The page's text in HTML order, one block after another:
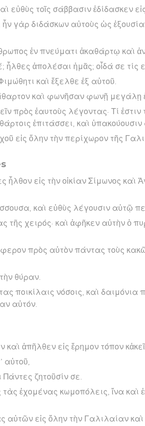
εὐθὺς τοῖς σάββασιν ἐδίδασκεν
γὰρ διδάσκων αὐτοὺς ὡς
ἐν πνεύματι ἀκαθάρτῳ καὶ
ἦλθες ἀπολέσαι ἡμᾶς; οἶδά σε τίς
καὶ ἔξελθε ἐξ αὐτοῦ.
καὶ φωνῆσαν φωνῇ μεγάλῃ
πρὸς ἑαυτοὺς λέγοντας· Τί ἐστιν
ἐπιτάσσει, καὶ ὑπακούουσιν
εἰς ὅλην τὴν περίχωρον τῆς
ἦλθον εἰς τὴν οἰκίαν Σίμωνος καὶ
καὶ εὐθὺς λέγουσιν αὐτῷ
χειρός· καὶ ἀφῆκεν αὐτὴν ὁ
πρὸς αὐτὸν πάντας τοὺς
θύραν.
ποικίλαις νόσοις, καὶ δαιμόνια
αὐτόν.
ἀπῆλθεν εἰς ἔρημον τόπον
αὐτοῦ,
ζητοῦσίν σε.
ἐχομένας κωμοπόλεις, ἵνα καὶ
αὐτῶν εἰς ὅλην τὴν Γαλιλαίαν